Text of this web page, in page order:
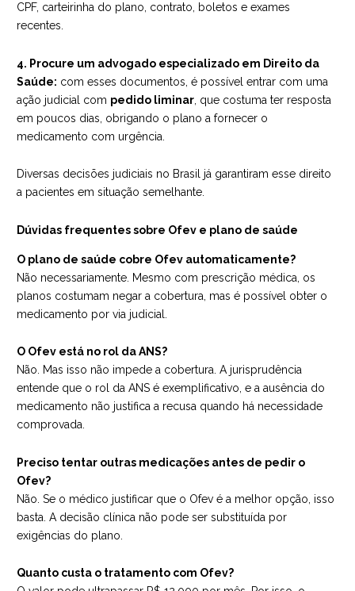
CPF, carteirinha do plano, contrato, boletos e exames
recentes.
4. Procure um advogado especializado em Direito da
Saúde: com esses documentos, é possível entrar com uma
ação judicial com pedido liminar , que costuma ter resposta
em poucos dias, obrigando o plano a fornecer o
medicamento com urgência.
Diversas decisões judiciais no Brasil já garantiram esse direito
a pacientes em situação semelhante.
Dúvidas frequentes sobre Ofev e plano de saúde
O plano de saúde cobre Ofev automaticamente?
Não necessariamente. Mesmo com prescrição médica, os
planos costumam negar a cobertura, mas é possível obter o
medicamento por via judicial.
O Ofev está no rol da ANS?
Não. Mas isso não impede a cobertura. A jurisprudência
entende que o rol da ANS é exemplificativo, e a ausência do
medicamento não justifica a recusa quando há necessidade
comprovada.
Preciso tentar outras medicações antes de pedir o
Ofev?
Não. Se o médico justificar que o Ofev é a melhor opção, isso
basta. A decisão clínica não pode ser substituída por
exigências do plano.
Quanto custa o tratamento com Ofev?